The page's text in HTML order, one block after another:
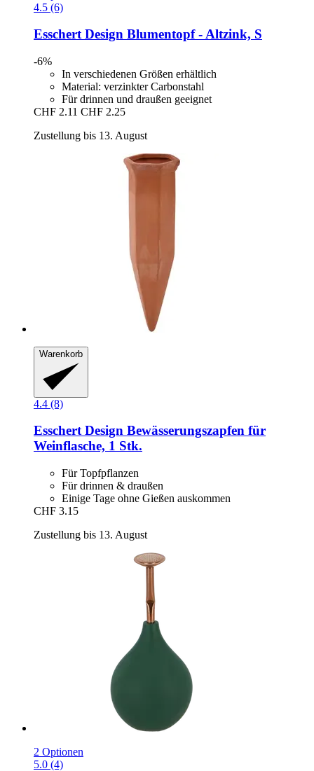
4.5 (6)
Esschert Design Blumentopf -​ Altzink, S
-6%
In verschiedenen Größen erhältlich
Material: verzinkter Carbonstahl
Für drinnen und draußen geeignet
CHF 2.11 CHF 2.25
Zustellung bis 13. August
Warenkorb
4.4 (8)
Esschert Design Bewässerungszapfen für
Weinflasche, 1 Stk.
Für Topfpflanzen
Für drinnen & draußen
Einige Tage ohne Gießen auskommen
CHF 3.15
Zustellung bis 13. August
2 Optionen
5.0 (4)